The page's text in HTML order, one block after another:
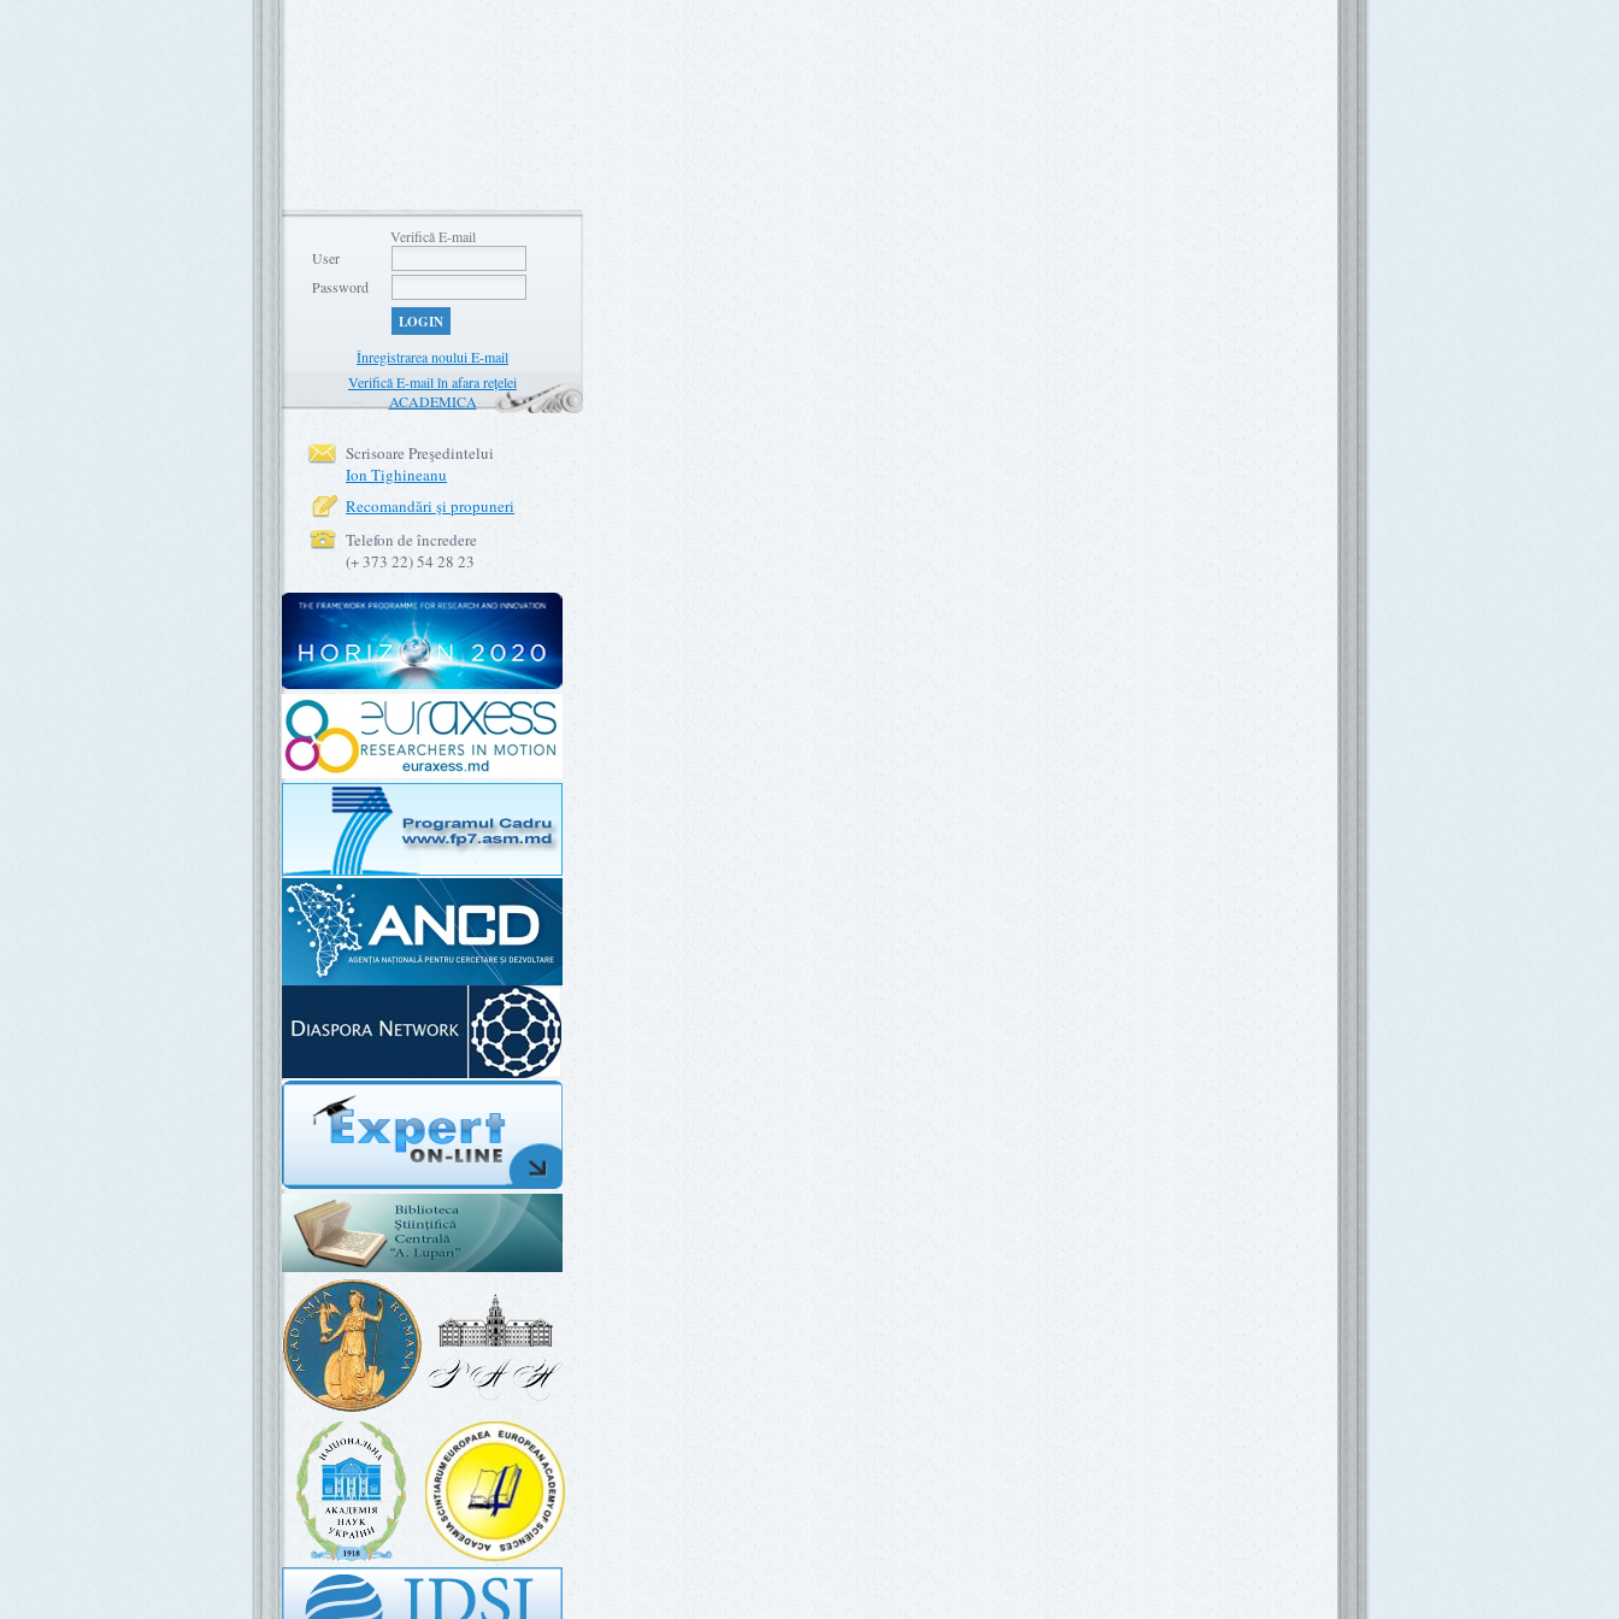
Verifică E-mail
User
Password
LOGIN
Înregistrarea noului E-mail
Verifică E-mail în afara rețelei
ACADEMICA
Scrisoare Preşedintelui
Ion Tighineanu
Recomandări şi propuneri
Telefon de încredere
(+ 373 22) 54 28 23